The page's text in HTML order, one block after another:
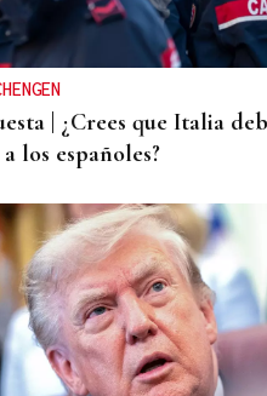
| ¿Crees que Italia
los españoles?